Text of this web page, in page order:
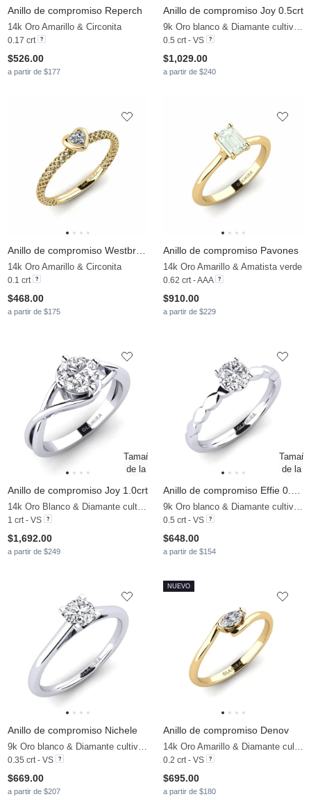
Anillo de compromiso Reperch
14k Oro Amarillo & Circonita
0.17 crt
$526.00
a partir de $177
Anillo de compromiso Joy 0.5crt
0.5 crt - VS
$1,029.00
a partir de $240
14k Oro Amarillo & Circonita
0.1 crt
$468.00
a partir de $175
Anillo de compromiso Pavones
14k Oro Amarillo & Amatista verde
0.62 crt - AAA
$910.00
a partir de $229
Anillo de compromiso Joy 1.0crt
1 crt - VS
$1,692.00
a partir de $249
0.5 crt - VS
$648.00
a partir de $154
Anillo de compromiso Nichele
0.35 crt - VS
$669.00
a partir de $207
Anillo de compromiso Denov
0.2 crt - VS
$695.00
a partir de $180
NUEVO